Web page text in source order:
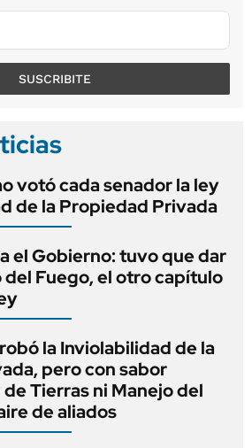
SUSCRIBITE
votó cada senador la ley
de la Propiedad Privada
el Gobierno: tuvo que dar
del Fuego, el otro capítulo
la Inviolabilidad de la
pero con sabor
Tierras ni Manejo del
de aliados